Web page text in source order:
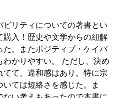
ビリティについての著書とい
購入！歴史や文学からの紐解
た。またポジティブ・ケイパ
わかりやすい。 ただし、決め
てて、違和感はあり。特に宗
ては短絡さを感じた。ま